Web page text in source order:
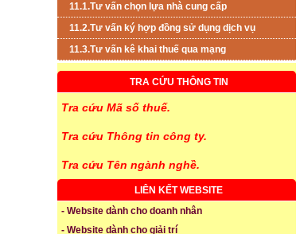
11.1.Tư vấn chọn lựa nhà cung cấp
11.2.Tư vấn ký hợp đồng sử dụng dịch vụ
11.3.Tư vấn kê khai thuế qua mạng
TRA CỨU THÔNG TIN
Tra cứu Mã số thuế.
Tra cứu Thông tin công ty.
Tra cứu Tên ngành nghề.
LIÊN KẾT WEBSITE
- Website dành cho doanh nhân
- Website dành cho giải trí